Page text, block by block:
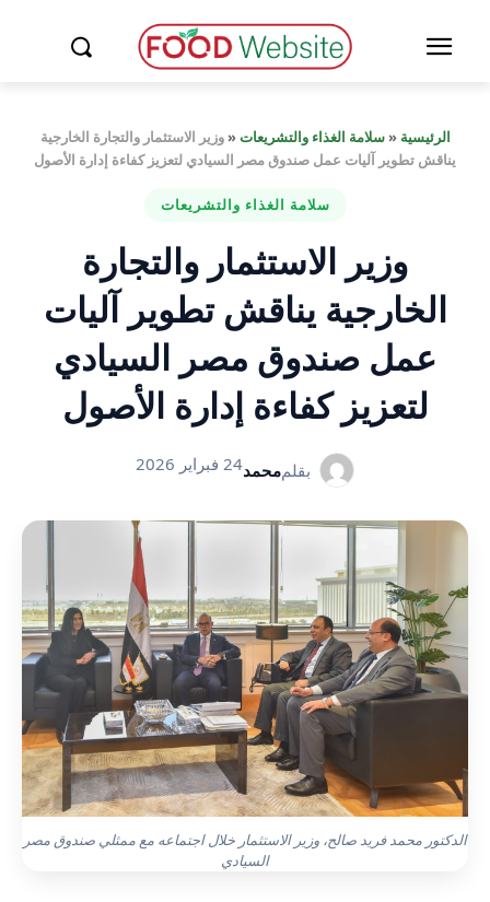
الرئيسية «سلامة الغذاء والتشريعات«وزير الاستثمار والتجارة الخارجية
يناقش تطوير آليات عمل صندوق مصر السيادي لتعزيز كفاءة إدارة الأصول
سلامة الغذاء والتشريعات
وزير الاستثمار والتجارة
الخارجية يناقش تطوير آليات
عمل صندوق مصر السيادي
لتعزيز كفاءة إدارة الأصول
بقلممحمد24 فبراير 2026
الدكتور محمد فريد صالح، وزير الاستثمار خلال اجتماعه مع ممثلي صندوق مصر
السيادي